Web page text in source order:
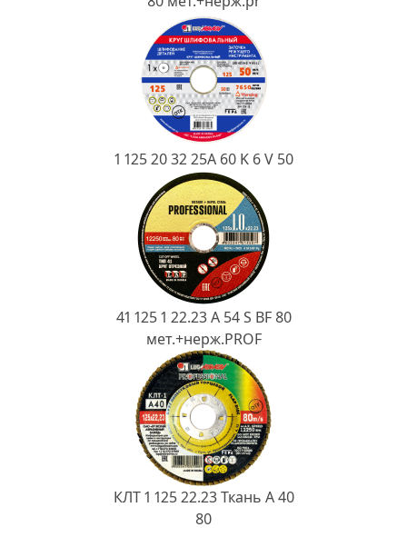
1 125 20 32 25А 60 K 6 V 50
41 125 1 22.23 A 54 S BF 80
мет.+нерж.PROF
КЛТ 1 125 22.23 Ткань A 40
80